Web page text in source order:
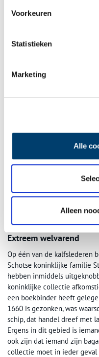
Voorkeuren
Statistieken
Marketing
Alle
Alleen
deurtje opendoet en op
schip zinkt niet zo maar.
sommige wrakken is het
en blijven er alleen een
Kalfslederen boekband met
Extreem welvarend
Op één van de kalfslederen
Schotse koninklijke familie
hebben inmiddels
koninklijke collectie
een boekbinder heeft
1660 is gezonken, was
schip, dat handel dreef met
Ergens in dit gebied is
ook zijn dat iemand zijn
collectie moet in ieder